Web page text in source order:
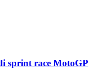
sprint race MotoGP